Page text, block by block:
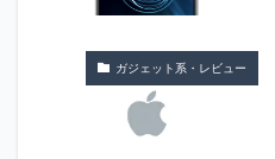
ガジェット系・レビュー